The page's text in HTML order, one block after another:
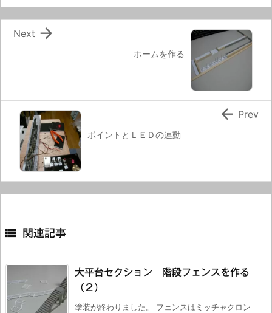
ホームを作る

Next
ポイントとＬＥＤの連動
 Prev
 関連記事
大平台セクション 階段フェンスを作る
（２）
塗装が終わりました。 フェンスはミッチャクロン